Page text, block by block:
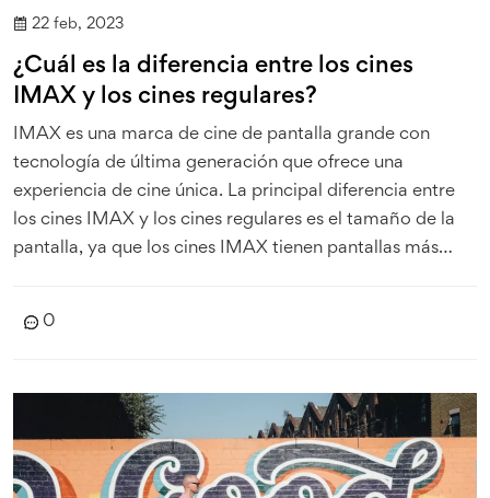
22 feb, 2023
¿Cuál es la diferencia entre los cines
IMAX y los cines regulares?
IMAX es una marca de cine de pantalla grande con
tecnología de última generación que ofrece una
experiencia de cine única. La principal diferencia entre
los cines IMAX y los cines regulares es el tamaño de la
pantalla, ya que los cines IMAX tienen pantallas más
cines regulares. El precio de la entrada a un cine IMAX
regulares. Por último, los cines IMAX ofrecen algunas
características adicionales como butacas mejoradas,
proyección 3D y contenido exclusivo.
0